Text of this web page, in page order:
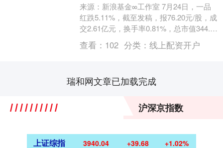
来源：新浪基金∞工作室 7月24日，一品
红跌5.11%，截至发稿，报76.20元/股，成
交2.61亿元，换手率0.81%，总市值344.19
亿元。 资料显示，一....
查看： 102 分类： 线上配资开户
瑞和网文章已加载完成
沪深京指数
上证综指 3940.04 +39.68 +1.02%